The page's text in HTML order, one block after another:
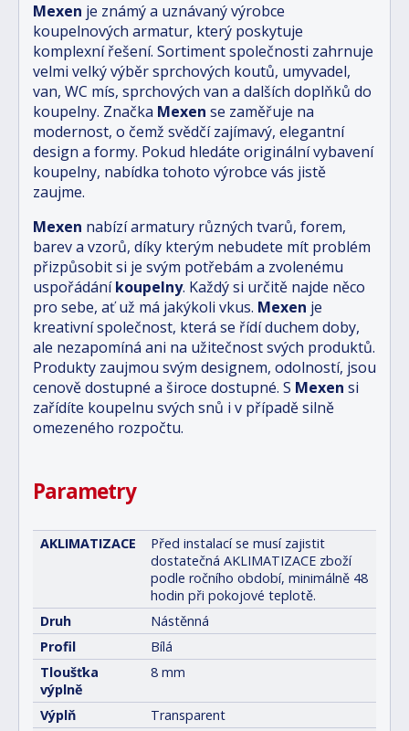
Mexen je známý a uznávaný výrobce
koupelnových armatur, který poskytuje
komplexní řešení. Sortiment společnosti zahrnuje
velmi velký výběr sprchových koutů, umyvadel,
van, WC mís, sprchových van a dalších doplňků do
koupelny. Značka Mexen se zaměřuje na
modernost, o čemž svědčí zajímavý, elegantní
design a formy. Pokud hledáte originální vybavení
koupelny, nabídka tohoto výrobce vás jistě
zaujme.
Mexen nabízí armatury různých tvarů, forem,
barev a vzorů, díky kterým nebudete mít problém
přizpůsobit si je svým potřebám a zvolenému
uspořádání koupelny. Každý si určitě najde něco
pro sebe, ať už má jakýkoli vkus. Mexen je
kreativní společnost, která se řídí duchem doby,
ale nezapomíná ani na užitečnost svých produktů.
Produkty zaujmou svým designem, odolností, jsou
cenově dostupné a široce dostupné. S Mexen si
zařídíte koupelnu svých snů i v případě silně
omezeného rozpočtu.
Parametry
AKLIMATIZACE
Před instalací se musí zajistit
dostatečná AKLIMATIZACE zboží
podle ročního období, minimálně 48
hodin při pokojové teplotě.
Druh
Nástěnná
Profil
Bílá
Tloušťka
výplně
8 mm
Výplň
Transparent